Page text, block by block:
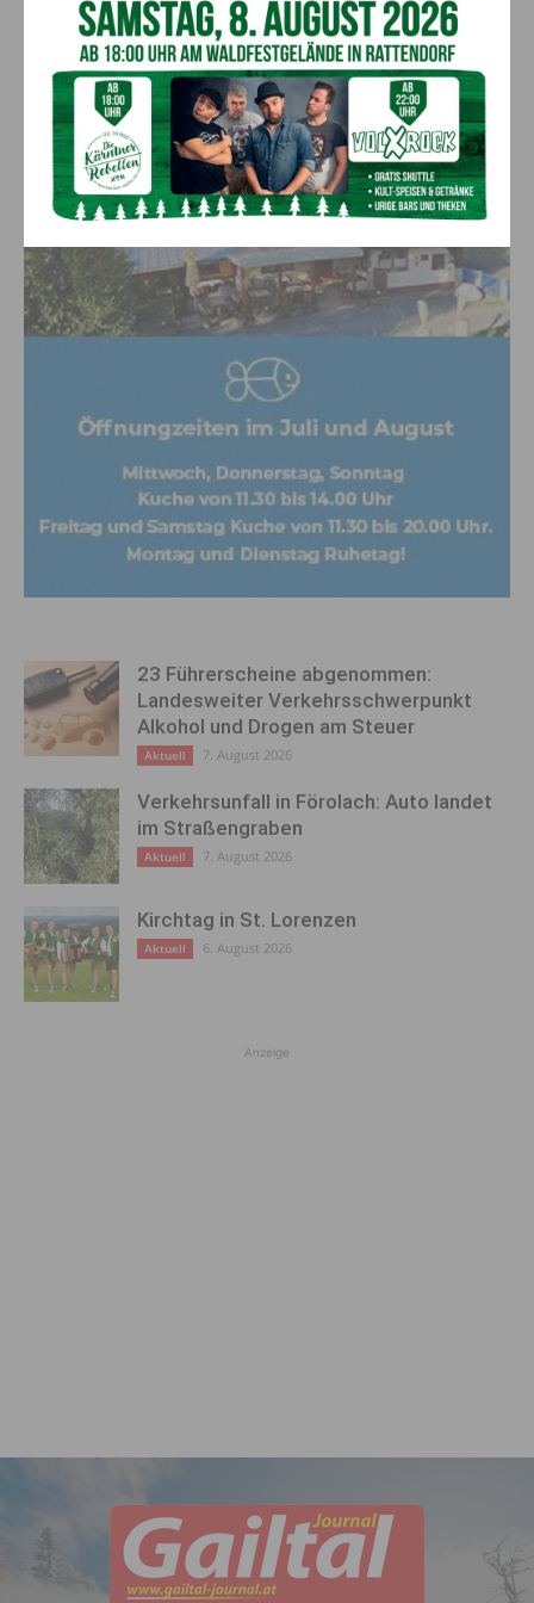
Aktuell 7. August 2026
Anzeige
23 Führerscheine abgenommen:
Landesweiter Verkehrsschwerpunkt
Alkohol und Drogen am Steuer
Aktuell 7. August 2026
Verkehrsunfall in Förolach: Auto landet
im Straßengraben
Aktuell 7. August 2026
Kirchtag in St. Lorenzen
Aktuell 6. August 2026
Anzeige